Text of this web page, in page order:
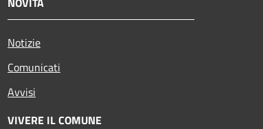
Notizie
Comunicati
Avvisi
VIVERE IL COMUNE